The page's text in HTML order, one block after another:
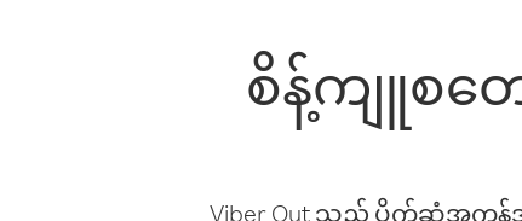
စိန့်ကျူစတ
Viber Out သည် ပိုက်ဆံအကုန်အ